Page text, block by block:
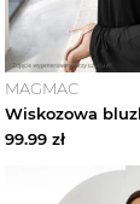
MAGMAC
99.99 zł